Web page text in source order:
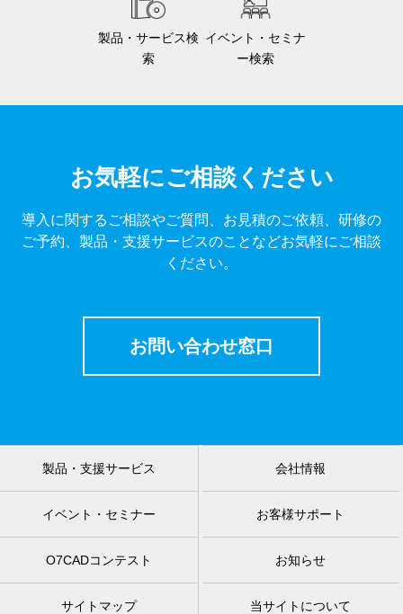
製品・サービス検
索
イベント・セミナ
ー検索
お気軽にご相談ください
導入に関するご相談やご質問、お見積のご依頼、研修の
ご予約、製品・支援サービスのことなどお気軽にご相談
ください。
お問い合わせ窓口
製品・支援サービス 会社情報
イベント・セミナー お客様サポート
O7CADコンテスト お知らせ
サイトマップ 当サイトについて